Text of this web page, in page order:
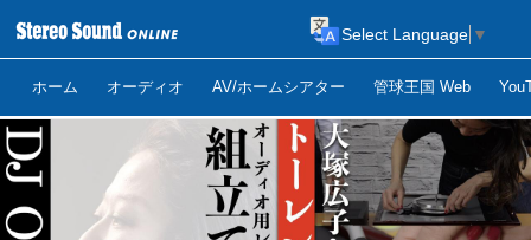
ホーム オーディオ AV/ホームシアター 管球王国 Web
Select Language ▼